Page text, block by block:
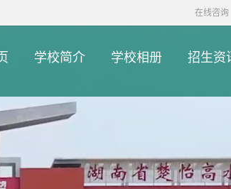
在线咨询
学校简介 学校相册 招生资